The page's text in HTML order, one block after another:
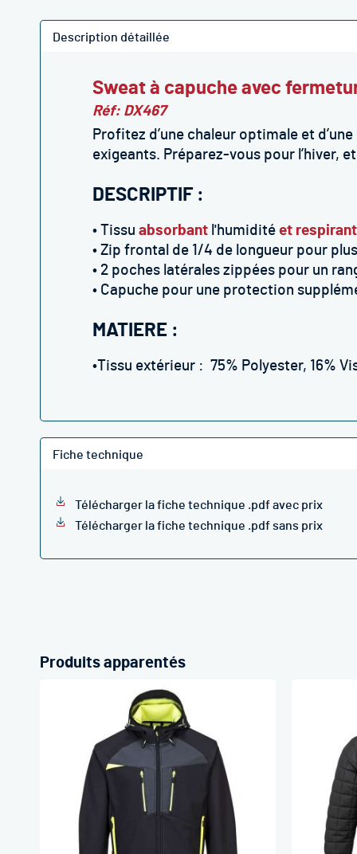
Description détaillée
Sweat à capuche avec
Réf: DX467
Profitez d’une chaleur optimale et
exigeants. Préparez-vous pour l’hiver,
DESCRIPTIF :
• Tissu absorbant l'humidité et respirant
• Zip frontal de 1/4 de longueur pour
• 2 poches latérales zippées pour un
• Capuche pour une protection
MATIERE :
•Tissu extérieur : 75% Polyester, 16%
Fiche technique
Télécharger la fiche technique .pdf avec prix
Télécharger la fiche technique .pdf sans prix
Produits apparentés